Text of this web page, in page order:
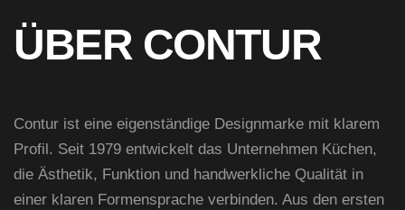
ÜBER CONTUR
Contur ist eine eigenständige Designmarke mit klarem
Profil. Seit 1979 entwickelt das Unternehmen Küchen,
die Ästhetik, Funktion und handwerkliche Qualität in
einer klaren Formensprache verbinden. Aus den ersten